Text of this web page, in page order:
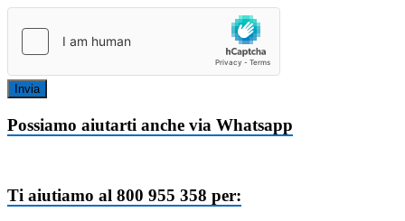
Invia
Possiamo aiutarti anche via Whatsapp
Ti aiutiamo al 800 955 358 per: